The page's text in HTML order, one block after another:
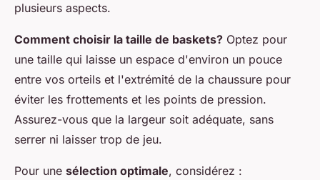
plusieurs aspects.
Comment choisir la taille de baskets? Optez pour
une taille qui laisse un espace d'environ un pouce
entre vos orteils et l'extrémité de la chaussure pour
éviter les frottements et les points de pression.
Assurez-vous que la largeur soit adéquate, sans
serrer ni laisser trop de jeu.
Pour une sélection optimale, considérez :